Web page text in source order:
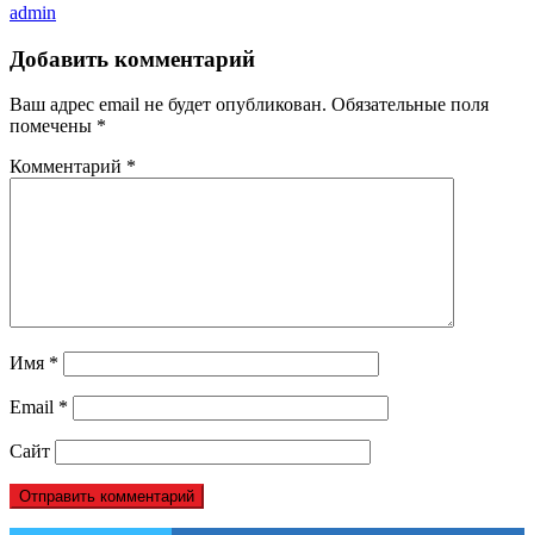
admin
Добавить комментарий
Ваш адрес email не будет опубликован. Обязательные поля
помечены *
Комментарий *
Имя *
Email *
Сайт